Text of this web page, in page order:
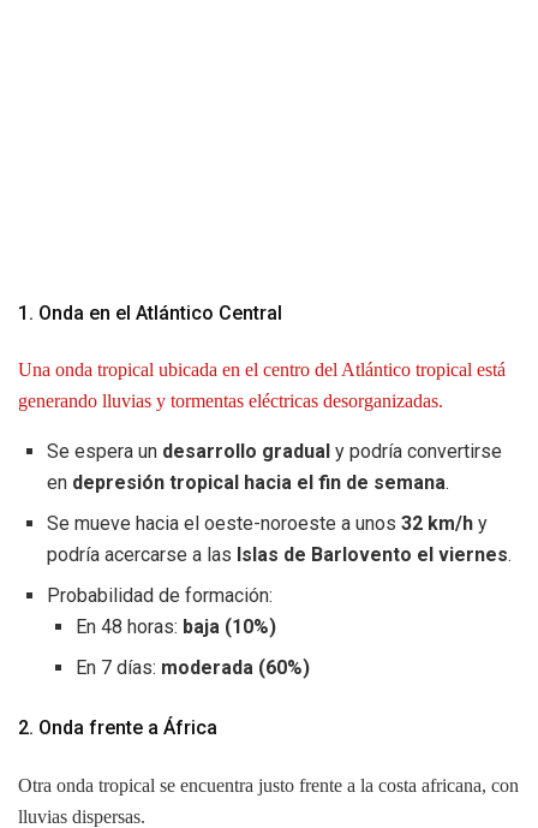
1. Onda en el Atlántico Central
Una onda tropical ubicada en el centro del Atlántico tropical está
generando lluvias y tormentas eléctricas desorganizadas.
Se espera un desarrollo gradual y podría convertirse
en depresión tropical hacia el fin de semana.
Se mueve hacia el oeste-noroeste a unos 32 km/h y
podría acercarse a las Islas de Barlovento el viernes.
Probabilidad de formación:
En 48 horas: baja (10%)
En 7 días: moderada (60%)
2. Onda frente a África
Otra onda tropical se encuentra justo frente a la costa africana, con
lluvias dispersas.